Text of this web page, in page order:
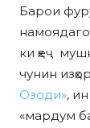
Барои
ки ҳеҷ
чунин
Озоди»,
«мардум